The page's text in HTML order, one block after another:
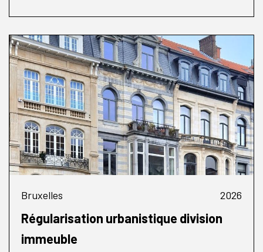
Bruxelles 2026
Régularisation urbanistique division
immeuble